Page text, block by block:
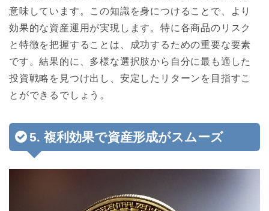
意味しています。この知識を身につけることで、より
効果的な資産運用が実現します。特に各商品のリスク
と特徴を把握することは、成功するための重要な要素
です。結果的に、多様な選択肢から自分に最も適した
投資戦略を見つけ出し、安定したリターンを目指すこ
とができるでしょう。
5. 複利効果で資産形成がスムーズ